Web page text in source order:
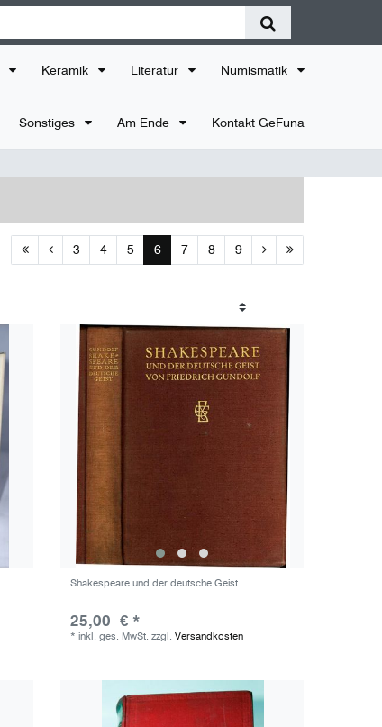
Keramik Literatur Numismatik
Sonstiges Am Ende Kontakt GeFuna
3 4 5 6 7 8 9
Shakespeare und der deutsche Geist
25,00 € *
*inkl. ges. MwSt. zzgl.Versandkosten